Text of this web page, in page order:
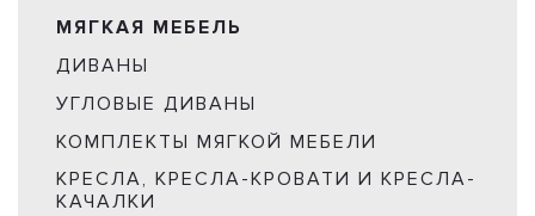
МЯГКАЯ МЕБЕЛЬ
ДИВАНЫ
УГЛОВЫЕ ДИВАНЫ
КОМПЛЕКТЫ МЯГКОЙ МЕБЕЛИ
КРЕСЛА, КРЕСЛА-КРОВАТИ И КРЕСЛА-
КАЧАЛКИ